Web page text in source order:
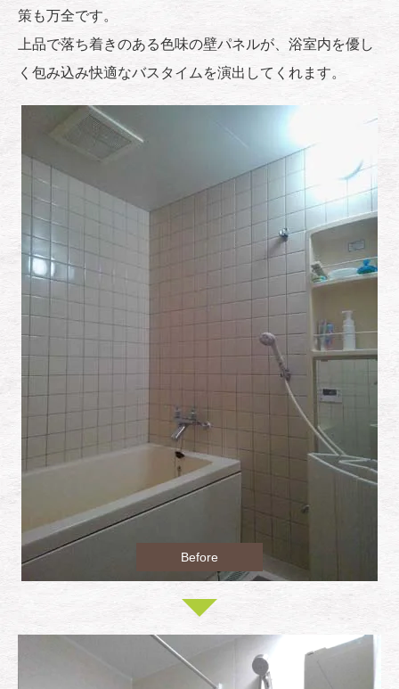
策も万全です。
上品で落ち着きのある色味の壁パネルが、浴室内を優し
く包み込み快適なバスタイムを演出してくれます。
Before